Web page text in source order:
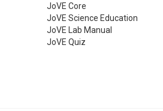
JoVE Core
JoVE Science Education
JoVE Lab Manual
JoVE Quiz